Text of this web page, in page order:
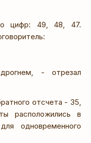
цифр: 49, 48, 47.
- отрезал
отсчета - 35,
расположились в
одновременного